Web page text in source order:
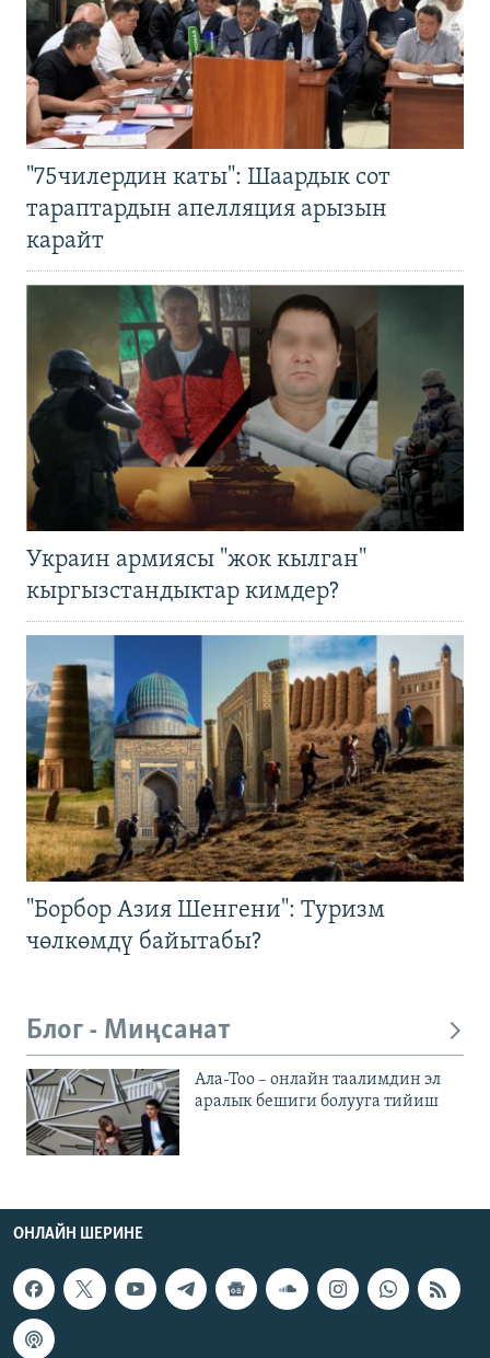
"75чилердин каты": Шаардык сот
тараптардын апелляция арызын
карайт
Украин армиясы "жок кылган"
кыргызстандыктар кимдер?
"Борбор Азия Шенгени": Туризм
чөлкөмдү байытабы?
Блог - Миңсанат
Ала-Тоо – онлайн таалимдин эл
аралык бешиги болууга тийиш
ОНЛАЙН ШЕРИНЕ